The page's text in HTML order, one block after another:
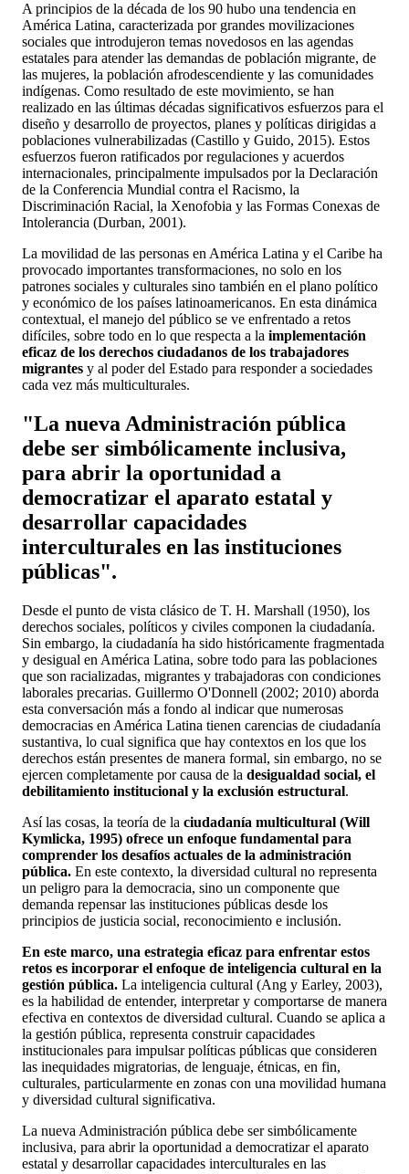
A principios de la década de los 90 hubo una tendencia en
América Latina, caracterizada por grandes movilizaciones
sociales que introdujeron temas novedosos en las agendas
estatales para atender las demandas de población migrante, de
las mujeres, la población afrodescendiente y las comunidades
indígenas. Como resultado de este movimiento, se han
realizado en las últimas décadas significativos esfuerzos para el
diseño y desarrollo de proyectos, planes y políticas dirigidas a
poblaciones vulnerabilizadas (Castillo y Guido, 2015). Estos
esfuerzos fueron ratificados por regulaciones y acuerdos
internacionales, principalmente impulsados por la Declaración
de la Conferencia Mundial contra el Racismo, la
Discriminación Racial, la Xenofobia y las Formas Conexas de
Intolerancia (Durban, 2001).
La movilidad de las personas en América Latina y el Caribe ha
provocado importantes transformaciones, no solo en los
patrones sociales y culturales sino también en el plano político
y económico de los países latinoamericanos. En esta dinámica
contextual, el manejo del público se ve enfrentado a retos
difíciles, sobre todo en lo que respecta a la implementación
eficaz de los derechos ciudadanos de los trabajadores
migrantes y al poder del Estado para responder a sociedades
cada vez más multiculturales.
"La nueva Administración pública
debe ser simbólicamente inclusiva,
para abrir la oportunidad a
democratizar el aparato estatal y
desarrollar capacidades
interculturales en las instituciones
públicas".
Desde el punto de vista clásico de T. H. Marshall (1950), los
derechos sociales, políticos y civiles componen la ciudadanía.
Sin embargo, la ciudadanía ha sido históricamente fragmentada
y desigual en América Latina, sobre todo para las poblaciones
que son racializadas, migrantes y trabajadoras con condiciones
laborales precarias. Guillermo O'Donnell (2002; 2010) aborda
esta conversación más a fondo al indicar que numerosas
democracias en América Latina tienen carencias de ciudadanía
sustantiva, lo cual significa que hay contextos en los que los
derechos están presentes de manera formal, sin embargo, no se
ejercen completamente por causa de la desigualdad social, el
debilitamiento institucional y la exclusión estructural.
Así las cosas, la teoría de la ciudadanía multicultural (Will
Kymlicka, 1995) ofrece un enfoque fundamental para
comprender los desafíos actuales de la administración
pública. En este contexto, la diversidad cultural no representa
un peligro para la democracia, sino un componente que
demanda repensar las instituciones públicas desde los
principios de justicia social, reconocimiento e inclusión.
En este marco, una estrategia eficaz para enfrentar estos
retos es incorporar el enfoque de inteligencia cultural en la
gestión pública. La inteligencia cultural (Ang y Earley, 2003),
es la habilidad de entender, interpretar y comportarse de manera
efectiva en contextos de diversidad cultural. Cuando se aplica a
la gestión pública, representa construir capacidades
institucionales para impulsar políticas públicas que consideren
las inequidades migratorias, de lenguaje, étnicas, en fin,
culturales, particularmente en zonas con una movilidad humana
y diversidad cultural significativa.
La nueva Administración pública debe ser simbólicamente
inclusiva, para abrir la oportunidad a democratizar el aparato
estatal y desarrollar capacidades interculturales en las